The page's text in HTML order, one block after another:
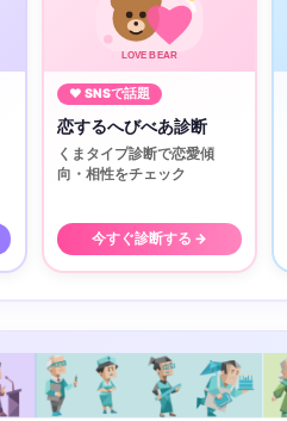
LOVE BEAR
♥ SNSで話題
恋するへびべあ診断
くまタイプ診断で恋愛傾
向・相性をチェック
今すぐ診断する →